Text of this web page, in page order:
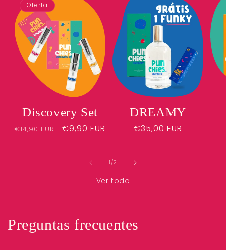
Oferta
Discovery Set
Precio
€14,90 EUR
Precio
€9,90 EUR
DREAMY
Precio
€35,00 EUR
1/de
2
Ver todo
Preguntas frecuentes